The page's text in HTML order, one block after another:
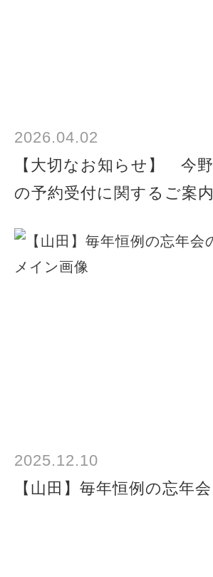
2026.04.02
【大切なお知らせ】 今野
の予約受付に関するご案内
2025.12.10
【山田】毎年恒例の忘年会